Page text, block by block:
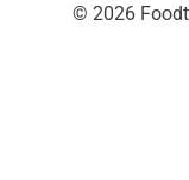
© 2026